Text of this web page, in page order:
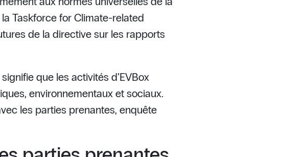
Taskforce for Climate-related
de la directive sur les rapports
que les activités d’EVBox
environnementaux et sociaux.
les parties prenantes, enquête